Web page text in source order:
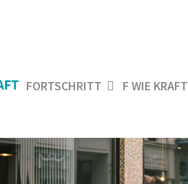
FORTSCHRITT F WIE KRAFT